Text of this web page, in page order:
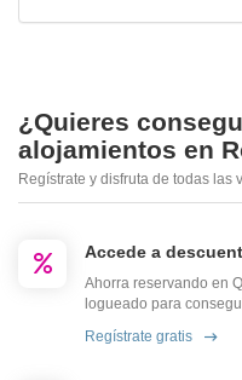
¿Quieres
alojamientos en
Regístrate y disfruta de todas las
Accede a
Ahorra reservando en
logueado para
Regístrate gratis